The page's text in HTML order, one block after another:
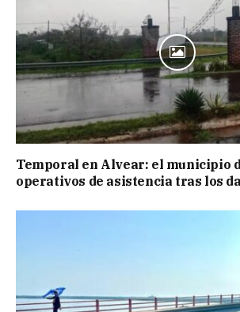
Temporal en Alvear: el municipio
operativos de asistencia tras los